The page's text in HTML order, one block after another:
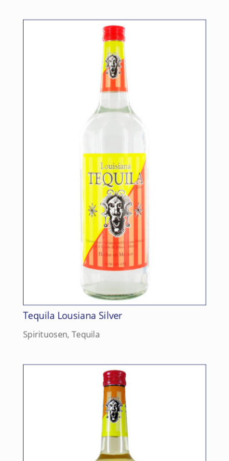
Tequila Lousiana Silver
Spirituosen, Tequila